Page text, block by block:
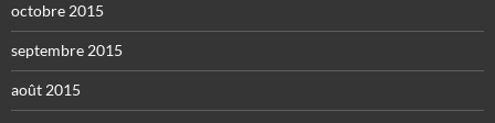
octobre 2015
septembre 2015
août 2015